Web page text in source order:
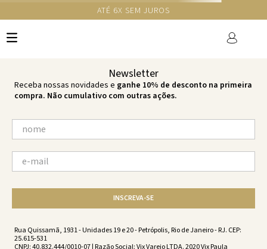
GANHE 10% NA PRIMEIRA COMPRA COM O CUPOM NEWS10
não encontramos resultados para:
'top-tri-kyle-charm-charm-
ss231060-2196'
O que você está procurando?